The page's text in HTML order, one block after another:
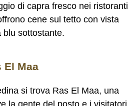
di capra fresco nei ristoranti
cene sul tetto con vista
blu sottostante.
El Maa
si trova Ras El Maa, una